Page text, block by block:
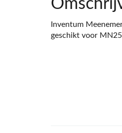
Inventum
geschikt voor